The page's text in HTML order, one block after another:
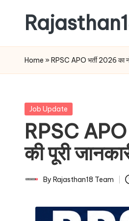
contentNews
is
most
watched
and
the
most
respected
Home » RPSC APO भर्ती 2026 का
Posted
Job Update
RPSC APO
की पूरी
Posted
By Rajasthan18 Team